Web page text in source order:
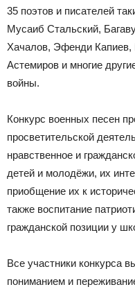
35 поэтов и писателей
Мусаиб Стальский,
Хачалов, Эфенди Капиев,
Астемиров и многие
войны.
Конкурс военных песен
просветительской
нравственное и
детей и молодёжи, их
приобщение их к
также воспитание
гражданской позиции у
Все участники конкурса
пониманием и